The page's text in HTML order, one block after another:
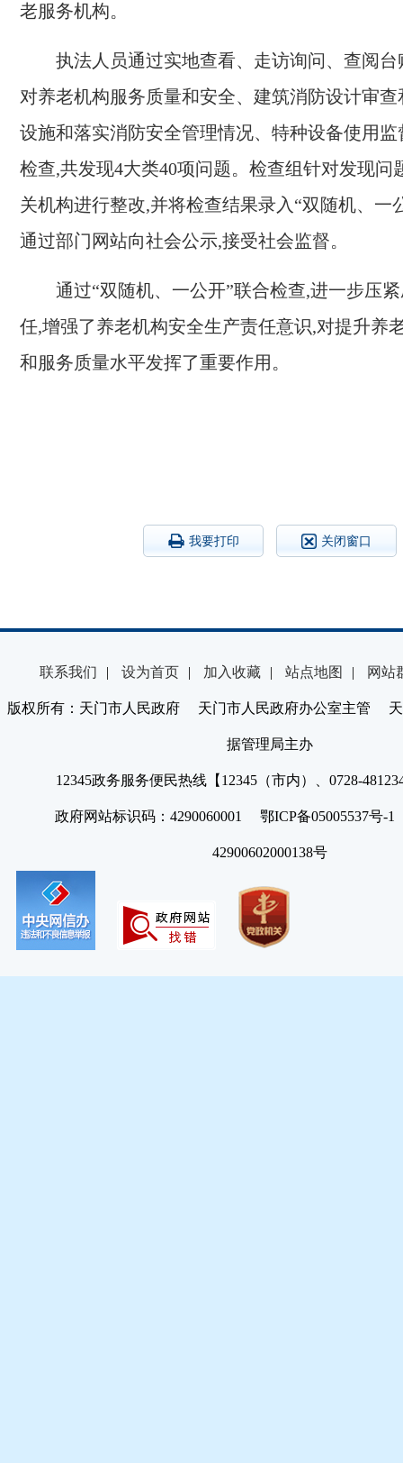
老服务机构。
执法人员通过实地查看、走访询问、 查阅台
对养老机构服务质量和安全、建筑消防设计审
设施和落实消防安全管理情况、特种设备使用监
检查,共发现4大类40项问题。检查组针对发现问
关机构进行整改,并将检查结果录入“双随机、一
通过部门网站向社会公示,接受社会监督。
通过“双随机、一公开”联合检查,进一步压
任,增强了养老机构安全生产责任意识,对提升养
和服务质量水平发挥了重要作用 。
我要打印 关闭窗口
联系我们 | 设为首页 | 加入收藏 | 站点地图 | 网站
版权所有：天门市人民政府 天门市人民政府办公室主管 天
据管理局主办
12345政务服务便民热线【12345（市内）、0728-
政府网站标识码：4290060001 鄂ICP备05005537号
42900602000138号